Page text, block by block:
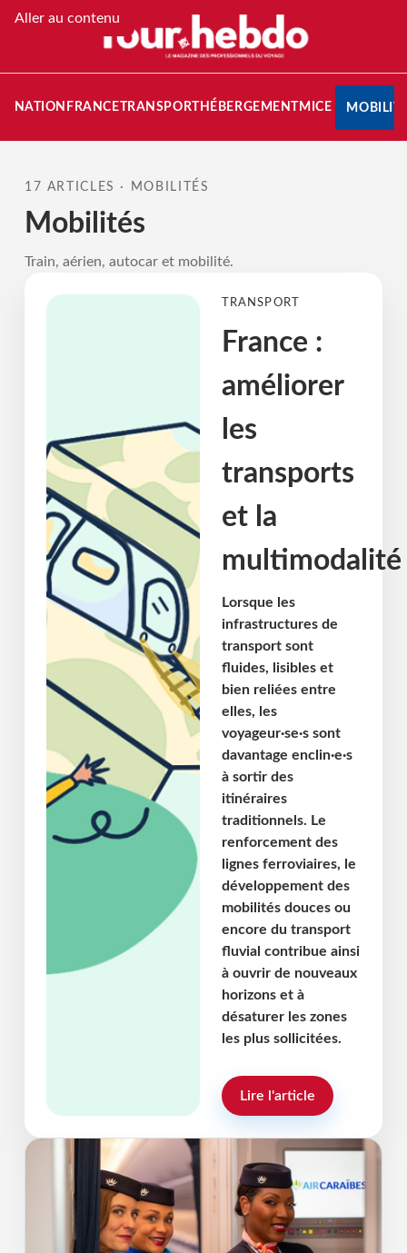
Aller au contenu
FRANCETRANSPORT HÉBERGEMENT MICE
17 ARTICLES · MOBILITÉS
Mobilités
Train, aérien, autocar et mobilité.
TRANSPORT
France :
améliorer
les
transports
et la
multimodalité
Lorsque les
infrastructures de
transport sont
fluides, lisibles et
bien reliées entre
elles, les
voyageur·se·s sont
davantage enclin·e·s
à sortir des
itinéraires
traditionnels. Le
renforcement des
lignes ferroviaires, le
développement des
mobilités douces ou
encore du transport
fluvial contribue ainsi
à ouvrir de nouveaux
horizons et à
désaturer les zones
les plus sollicitées.
Lire l'article